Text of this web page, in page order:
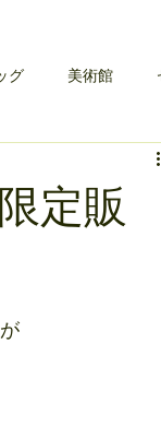
グ 美術館
定販